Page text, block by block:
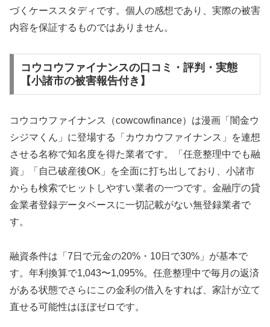
づくケーススタディです。個人の感想であり、実際の被害
内容を保証するものではありません。
コウコウファイナンスの口コミ・評判・実態
【小諸市の被害報告付き】
コウコウファイナンス（cowcowfinance）は漫画「闇金ウ
シジマくん」に登場する「カウカウファイナンス」を連想
させる名称で知名度を得た業者です。「任意整理中でも融
資」「自己破産後OK」を全面に打ち出しており、小諸市
からも検索でヒットしやすい業者の一つです。金融庁の貸
金業者登録データベースに一切記載がない無登録業者で
す。
融資条件は「7日で元金の20%・10日で30%」が基本で
す。年利換算で1,043〜1,095%。任意整理中で毎月の返済
がある状態でさらにこの金利の借入をすれば、家計が立て
直せる可能性はほぼゼロです。